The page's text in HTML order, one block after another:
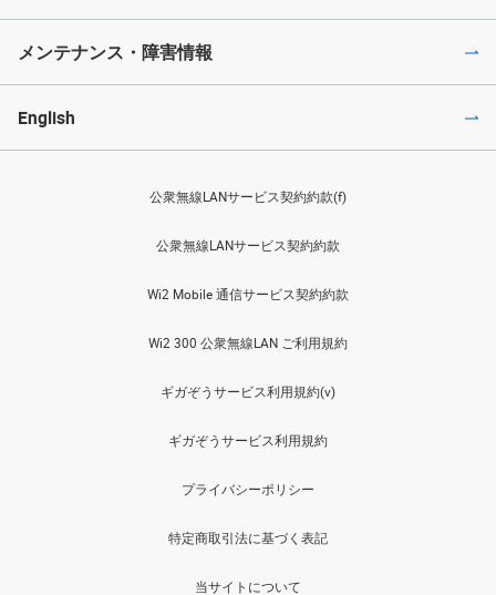
メンテナンス・障害情報
English
公衆無線LANサービス契約約款(f)
公衆無線LANサービス契約約款
Wi2 Mobile 通信サービス契約約款
Wi2 300 公衆無線LAN ご利用規約
ギガぞうサービス利用規約(v)
ギガぞうサービス利用規約
プライバシーポリシー
特定商取引法に基づく表記
当サイトについて